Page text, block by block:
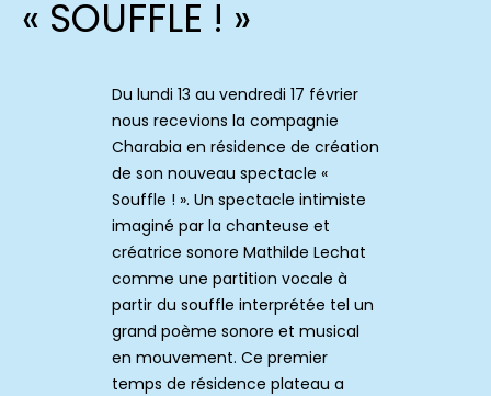
« SOUFFLE ! »
Du lundi 13 au vendredi 17 février
nous recevions la compagnie
Charabia en résidence de création
de son nouveau spectacle «
Souffle ! ». Un spectacle intimiste
imaginé par la chanteuse et
créatrice sonore Mathilde Lechat
comme une partition vocale à
partir du souffle interprétée tel un
grand poème sonore et musical
en mouvement. Ce premier
temps de résidence plateau a